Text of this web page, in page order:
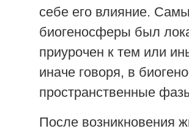
себе его влияние.
биогеносферы был
приурочен к тем или
иначе говоря, в
пространственные
После возникновения